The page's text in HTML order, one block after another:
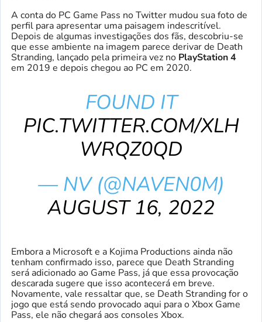
A conta do PC Game Pass no Twitter mudou sua foto de
perfil para apresentar uma paisagem indescritível.
Depois de algumas investigações dos fãs, descobriu-se
que esse ambiente na imagem parece derivar de Death
Stranding, lançado pela primeira vez no PlayStation 4
em 2019 e depois chegou ao PC em 2020.
FOUND IT
PIC.TWITTER.COM/XLH
WRQZ0QD
— NV (@NAVEN0M)
AUGUST 16, 2022
Embora a Microsoft e a Kojima Productions ainda não
tenham confirmado isso, parece que Death Stranding
será adicionado ao Game Pass, já que essa provocação
descarada sugere que isso acontecerá em breve.
Novamente, vale ressaltar que, se Death Stranding for o
jogo que está sendo provocado aqui para o Xbox Game
Pass, ele não chegará aos consoles Xbox.